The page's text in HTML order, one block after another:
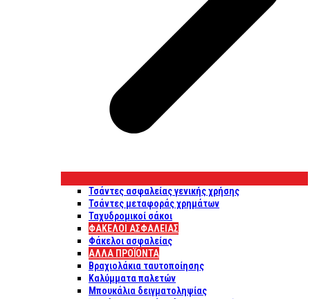
Τσάντες ασφαλείας γενικής χρήσης
Τσάντες μεταφοράς χρημάτων
Ταχυδρομικοί σάκοι
ΦΑΚΕΛΟΙ ΑΣΦΑΛΕΙΑΣ
Φάκελοι ασφαλείας
ΑΛΛΑ ΠΡΟΪΟΝΤΑ
Βραχιολάκια ταυτοποίησης
Καλύμματα παλετών
Μπουκάλια δειγματοληψίας